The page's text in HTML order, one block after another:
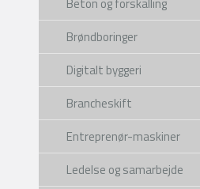
Brøndboringer
Digitalt byggeri
Brancheskift
Entreprenør-maskiner
Ledelse og samarbejde